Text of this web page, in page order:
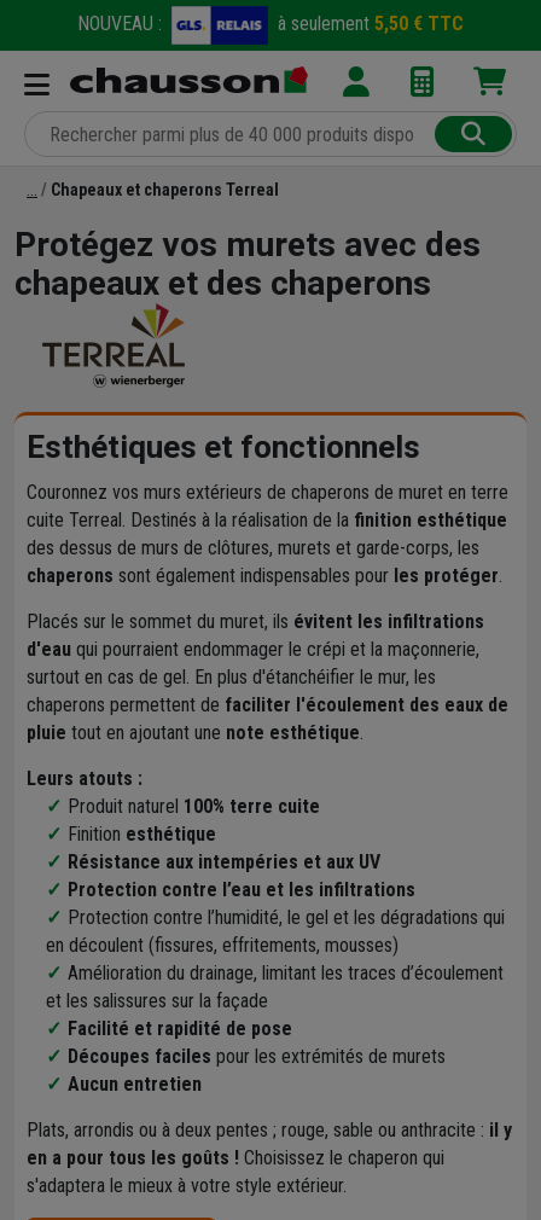
NOUVEAU : à seulement 5,50 € TTC
Chapeaux et chaperons Terreal
Protégez vos murets avec des
chapeaux et des chaperons
Esthétiques et fonctionnels
Couronnez vos murs extérieurs de chaperons de muret en terre
cuite Terreal. Destinés à la réalisation de la finition esthétique
des dessus de murs de clôtures, murets et garde-corps, les
chaperons sont également indispensables pour les protéger.
Placés sur le sommet du muret, ils évitent les infiltrations
d'eau qui pourraient endommager le crépi et la maçonnerie,
surtout en cas de gel. En plus d'étanchéifier le mur, les
chaperons permettent de faciliter l'écoulement des eaux de
pluie tout en ajoutant une note esthétique.
Leurs atouts :
Produit naturel 100% terre cuite
Finition esthétique
Résistance aux intempéries et aux UV
Protection contre l’eau et les infiltrations
Protection contre l’humidité, le gel et les dégradations qui
en découlent (fissures, effritements, mousses)
Amélioration du drainage, limitant les traces d’écoulement
et les salissures sur la façade
Facilité et rapidité de pose
Découpes faciles pour les extrémités de murets
Aucun entretien
Plats, arrondis ou à deux pentes ; rouge, sable ou anthracite : il y
en a pour tous les goûts ! Choisissez le chaperon qui
s'adaptera le mieux à votre style extérieur.